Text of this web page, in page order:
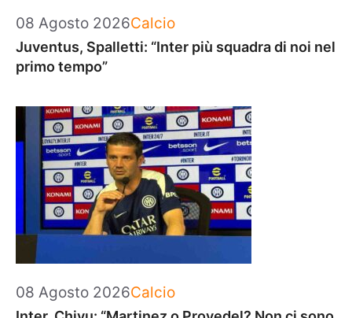
08 Agosto 2026Categorie
Calcio
Juventus, Spalletti: “Inter più squadra di noi nel
primo tempo”
08 Agosto 2026Categorie
Calcio